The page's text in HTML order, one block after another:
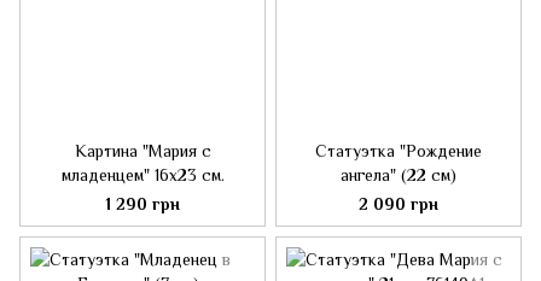
Картина "Мария с
младенцем" 16х23 см.
1 290 грн
Статуэтка "Рождение
ангела" (22 см)
2 090 грн